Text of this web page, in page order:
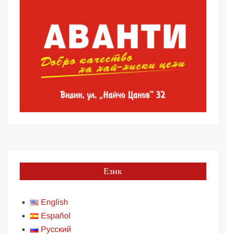
Език
English
Español
Русский